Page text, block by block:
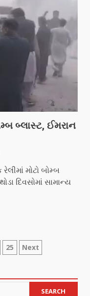
બ્લાસ્ટ, ઈમરાન
મોટો બોમ્બ
દિવસોમાં સામાન્ય
25 Next
SEARCH